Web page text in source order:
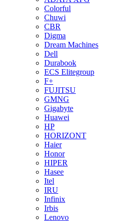
Colorful
Chuwi
CBR
Digma
Dream Machines
Dell
Durabook
ECS Elitegroup
F+
FUJITSU
GMNG
Gigabyte
Huawei
HP
HORIZONT
Haier
Honor
HIPER
Hasee
Itel
IRU
Infinix
Irbis
Lenovo